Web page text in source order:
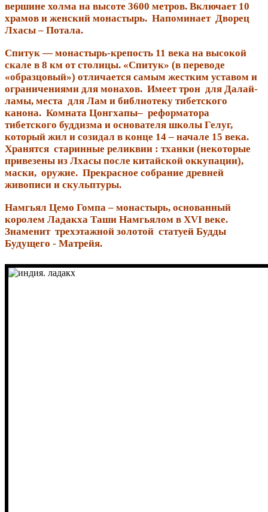
вершине холма на высоте 3600 метров. Включает 10
храмов и женский монастырь. Напоминает Дворец
Лхасы – Потала.
Спитук — монастырь-крепость 11 века на высокой
скале в 8 км от столицы. «Спитук» (в переводе
«образцовый») отличается самым жестким уставом и
ограничениями для монахов. Имеет трон для Далай-
ламы, места для Лам и библиотеку тибетского
канона. Комната Цонгхапы– реформатора
тибетского буддизма и основателя школы Гелуг,
который жил и созидал в конце 14 – начале 15 века.
Хранятся старинные реликвии : тханки (некоторые
привезены из Лхасы после китайской оккупации),
маски, оружие. Прекрасное собрание древней
живописи и скульптуры.
Намгьял Цемо Гомпа – монастырь, основанный
королем Ладакха Таши Намгьялом в XVI веке.
Знаменит трехэтажной золотой статуей Будды
Будущего - Матрейя.